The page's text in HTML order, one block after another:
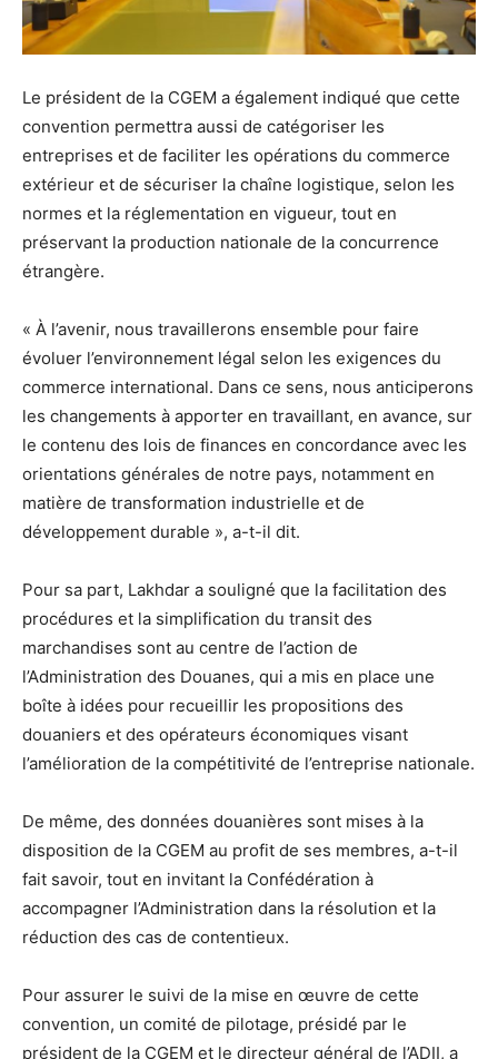
Le président de la CGEM a également indiqué que cette
convention permettra aussi de catégoriser les
entreprises et de faciliter les opérations du commerce
extérieur et de sécuriser la chaîne logistique, selon les
normes et la réglementation en vigueur, tout en
préservant la production nationale de la concurrence
étrangère.
« À l’avenir, nous travaillerons ensemble pour faire
évoluer l’environnement légal selon les exigences du
commerce international. Dans ce sens, nous anticiperons
les changements à apporter en travaillant, en avance, sur
le contenu des lois de finances en concordance avec les
orientations générales de notre pays, notamment en
matière de transformation industrielle et de
développement durable », a-t-il dit.
Pour sa part, Lakhdar a souligné que la facilitation des
procédures et la simplification du transit des
marchandises sont au centre de l’action de
l’Administration des Douanes, qui a mis en place une
boîte à idées pour recueillir les propositions des
douaniers et des opérateurs économiques visant
l’amélioration de la compétitivité de l’entreprise nationale.
De même, des données douanières sont mises à la
disposition de la CGEM au profit de ses membres, a-t-il
fait savoir, tout en invitant la Confédération à
accompagner l’Administration dans la résolution et la
réduction des cas de contentieux.
Pour assurer le suivi de la mise en œuvre de cette
convention, un comité de pilotage, présidé par le
président de la CGEM et le directeur général de l’ADII, a